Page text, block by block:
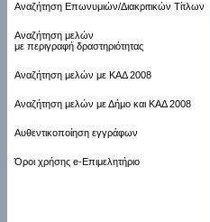
Αναζήτηση Επωνυμιών/Διακριτικών Τίτλων
Αναζήτηση μελών
με περιγραφή δραστηριότητας
Αναζήτηση μελών με ΚΑΔ 2008
Αναζήτηση μελών με Δήμο και ΚΑΔ 2008
Αυθεντικοποίηση εγγράφων
Όροι χρήσης e-Επιμελητήριο